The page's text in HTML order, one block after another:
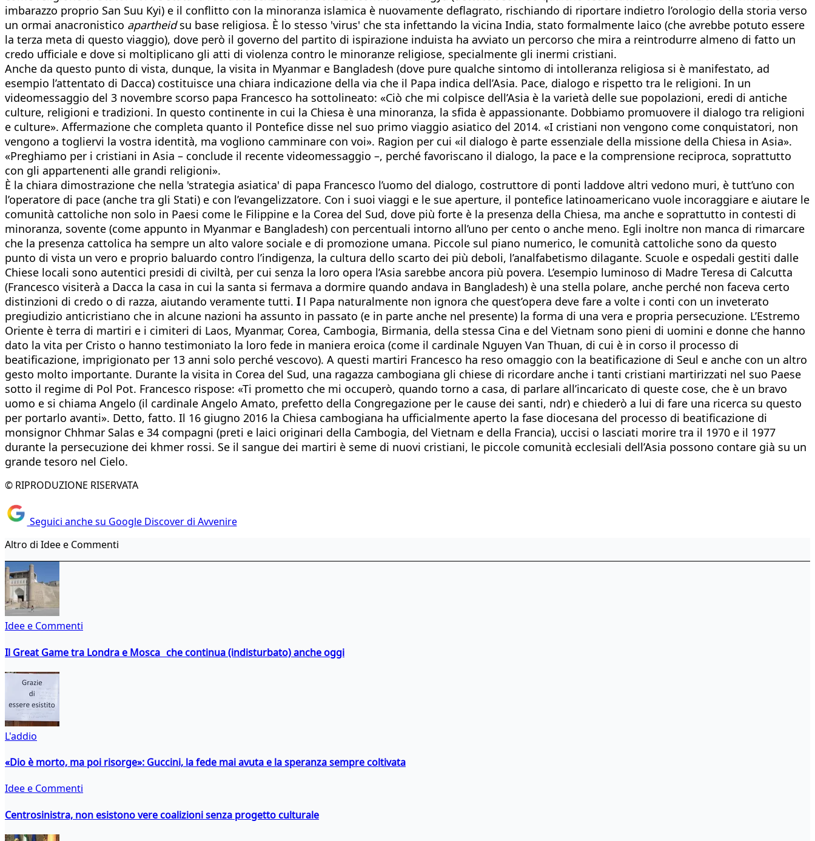
imbarazzo proprio San Suu Kyi) e il conflitto con la minoranza islamica è nuovamente deflagrato, rischiando di riportare indietro l’orologio della storia verso
un ormai anacronistico apartheidsu base religiosa. È lo stesso 'virus' che sta infettando la vicina India, stato formalmente laico (che avrebbe potuto essere
la terza meta di questo viaggio), dove però il governo del partito di ispirazione induista ha avviato un percorso che mira a reintrodurre almeno di fatto un
credo ufficiale e dove si moltiplicano gli atti di violenza contro le minoranze religiose, specialmente gli inermi cristiani.
Anche da questo punto di vista, dunque, la visita in Myanmar e Bangladesh (dove pure qualche sintomo di intolleranza religiosa si è manifestato, ad
esempio l’attentato di Dacca) costituisce una chiara indicazione della via che il Papa indica dell’Asia. Pace, dialogo e rispetto tra le religioni. In un
videomessaggio del 3 novembre scorso papa Francesco ha sottolineato: «Ciò che mi colpisce dell’Asia è la varietà delle sue popolazioni, eredi di antiche
culture, religioni e tradizioni. In questo continente in cui la Chiesa è una minoranza, la sfida è appassionante. Dobbiamo promuovere il dialogo tra religioni
e culture». Affermazione che completa quanto il Pontefice disse nel suo primo viaggio asiatico del 2014. «I cristiani non vengono come conquistatori, non
vengono a togliervi la vostra identità, ma vogliono camminare con voi». Ragion per cui «il dialogo è parte essenziale della missione della Chiesa in Asia».
«Preghiamo per i cristiani in Asia – conclude il recente videomessaggio –, perché favoriscano il dialogo, la pace e la comprensione reciproca, soprattutto
con gli appartenenti alle grandi religioni».
È la chiara dimostrazione che nella 'strategia asiatica' di papa Francesco l’uomo del dialogo, costruttore di ponti laddove altri vedono muri, è tutt’uno con
l’operatore di pace (anche tra gli Stati) e con l’evangelizzatore. Con i suoi viaggi e le sue aperture, il pontefice latinoamericano vuole incoraggiare e aiutare le
comunità cattoliche non solo in Paesi come le Filippine e la Corea del Sud, dove più forte è la presenza della Chiesa, ma anche e soprattutto in contesti di
minoranza, sovente (come appunto in Myanmar e Bangladesh) con percentuali intorno all’uno per cento o anche meno. Egli inoltre non manca di rimarcare
che la presenza cattolica ha sempre un alto valore sociale e di promozione umana. Piccole sul piano numerico, le comunità cattoliche sono da questo
punto di vista un vero e proprio baluardo contro l’indigenza, la cultura dello scarto dei più deboli, l’analfabetismo dilagante. Scuole e ospedali gestiti dalle
Chiese locali sono autentici presidi di civiltà, per cui senza la loro opera l’Asia sarebbe ancora più povera. L’esempio luminoso di Madre Teresa di Calcutta
(Francesco visiterà a Dacca la casa in cui la santa si fermava a dormire quando andava in Bangladesh) è una stella polare, anche perché non faceva certo
distinzioni di credo o di razza, aiutando veramente tutti. Il Papa naturalmente non ignora che quest’opera deve fare a volte i conti con un inveterato
pregiudizio anticristiano che in alcune nazioni ha assunto in passato (e in parte anche nel presente) la forma di una vera e propria persecuzione. L’Estremo
Oriente è terra di martiri e i cimiteri di Laos, Myanmar, Corea, Cambogia, Birmania, della stessa Cina e del Vietnam sono pieni di uomini e donne che hanno
dato la vita per Cristo o hanno testimoniato la loro fede in maniera eroica (come il cardinale Nguyen Van Thuan, di cui è in corso il processo di
beatificazione, imprigionato per 13 anni solo perché vescovo). A questi martiri Francesco ha reso omaggio con la beatificazione di Seul e anche con un altro
gesto molto importante. Durante la visita in Corea del Sud, una ragazza cambogiana gli chiese di ricordare anche i tanti cristiani martirizzati nel suo Paese
sotto il regime di Pol Pot. Francesco rispose: «Ti prometto che mi occuperò, quando torno a casa, di parlare all’incaricato di queste cose, che è un bravo
uomo e si chiama Angelo (il cardinale Angelo Amato, prefetto della Congregazione per le cause dei santi, ndr) e chiederò a lui di fare una ricerca su questo
per portarlo avanti». Detto, fatto. Il 16 giugno 2016 la Chiesa cambogiana ha ufficialmente aperto la fase diocesana del processo di beatificazione di
monsignor Chhmar Salas e 34 compagni (preti e laici originari della Cambogia, del Vietnam e della Francia), uccisi o lasciati morire tra il 1970 e il 1977
durante la persecuzione dei khmer rossi. Se il sangue dei martiri è seme di nuovi cristiani, le piccole comunità ecclesiali dell’Asia possono contare già su un
grande tesoro nel Cielo.
© RIPRODUZIONE RISERVATA
Seguici anche su Google Discover di Avvenire
Altro di Idee e Commenti
Idee e Commenti
Il Great Game tra Londra e Mosca che continua (indisturbato) anche oggi
L'addio
«Dio è morto, ma poi risorge»: Guccini, la fede mai avuta e la speranza sempre coltivata
Idee e Commenti
Centrosinistra, non esistono vere coalizioni senza progetto culturale